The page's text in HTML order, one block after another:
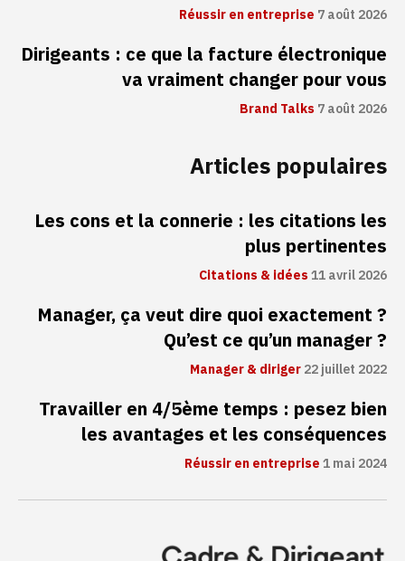
Réussir en entreprise 7 août 2026
Dirigeants : ce que la facture électronique
va vraiment changer pour vous
Brand Talks7 août 2026
Articles populaires
Les cons et la connerie : les citations les
plus pertinentes
Citations & idées11 avril 2026
Manager, ça veut dire quoi exactement ?
Qu’est ce qu’un manager ?
Manager & diriger22 juillet 2022
Travailler en 4/5ème temps : pesez bien
les avantages et les conséquences
Réussir en entreprise1 mai 2024